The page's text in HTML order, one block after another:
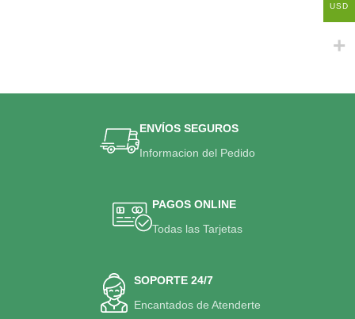
ENVÍOS SEGUROS
Informacion del Pedido
PAGOS ONLINE
Todas las Tarjetas
SOPORTE 24/7
Encantados de Atenderte
USD